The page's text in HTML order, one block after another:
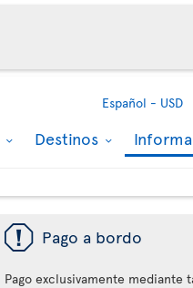
Español - USD
Destinos
ü Pago a bordo
Pago exclusivamente mediante